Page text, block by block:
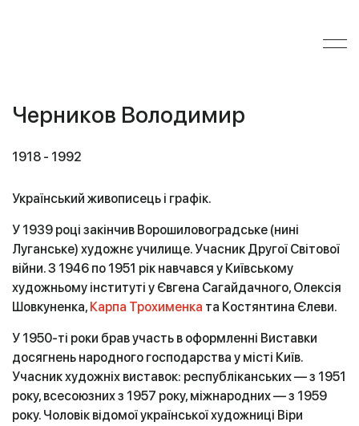
Черников Володимир
1918 - 1992
Український живописець і графік.
У 1939 році закінчив Ворошиловоградське (нині
Луганське) художнє училище. Учасник Другої Світової
війни. З 1946 по 1951 рік навчався у Київському
художньому інституті у Євгена Сагайдачного, Олексія
Шовкуненка, Карпа Трохименка та Костянтина Єлеви.
У 1950-ті роки брав участь в оформленні Виставки
досягнень народного господарства у місті Київ.
Учасник художніх виставок: республіканських — з 1951
року, всесоюзних з 1957 року, міжнародних — з 1959
року. Чоловік відомої української художниці Віри